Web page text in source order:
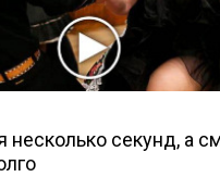
несколько секунд, а